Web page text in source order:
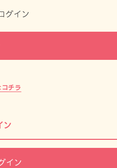
グイン
チラ
ン
イン